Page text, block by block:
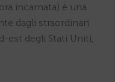
incarnata) è una
dagli straordinari
est degli Stati Uniti,